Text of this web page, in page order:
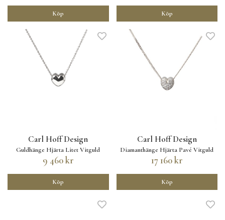
Köp Köp
Carl Hoff Design
Guldhänge Hjärta Litet Vitguld
9 460 kr
Köp
Carl Hoff Design
Diamanthänge Hjärta Pavé Vitguld
17 160 kr
Köp